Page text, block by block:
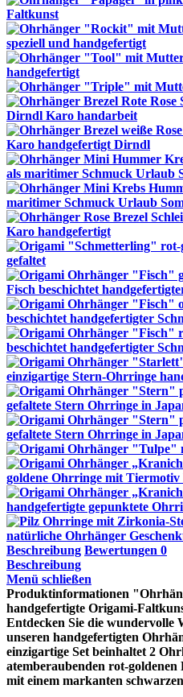
Beschreibung Bewertungen 0
Beschreibung
Menü schließen
Produktinformationen
handgefertigte Origami-
Entdecken Sie die wundervolle
unseren handgefertigten
einzigartige Set beinhaltet 2
atemberaubenden rot-goldenen
mit einem markanten